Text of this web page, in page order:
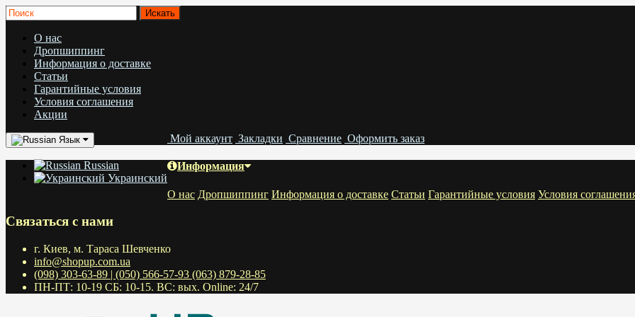
О нас
Дропшиппинг
Информация о доставке
Статьи
Гарантийные условия
Условия соглашения
Акции
Мой аккаунт Закладки Сравнение Оформить заказ
Язык
Russian
Украинский
Информация
О нас Дропшиппинг Информация о доставке Статьи Гарантийные условия Условия
Связаться с нами
г. Киев, м. Тараса Шевченко
info@shopup.com.ua
(098) 303-63-89 | (050) 566-57-93 (063) 879-28-85
ПН-ПТ: 10-19 СБ: 10-15. ВС: вых. Online: 24/7